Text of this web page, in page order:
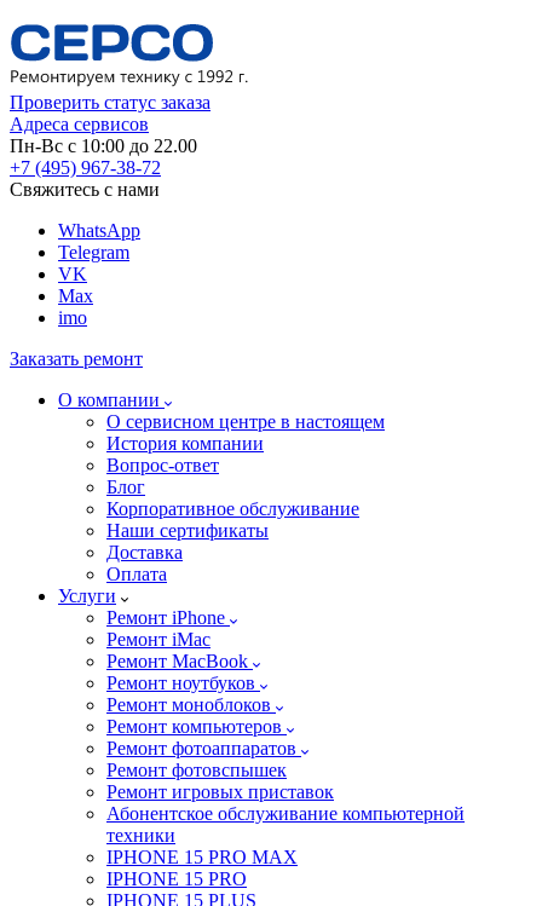
Проверить статус заказа
Адреса сервисов
Пн-Вс с 10:00 до 22.00
+7 (495) 967-38-72
Свяжитесь с нами
WhatsApp
Telegram
VK
Max
imo
Заказать ремонт
О компании
О сервисном центре в настоящем
История компании
Вопрос-ответ
Блог
Корпоративное обслуживание
Наши сертификаты
Доставка
Оплата
Услуги
Ремонт iPhone
Ремонт iMac
Ремонт MacBook
Ремонт ноутбуков
Ремонт моноблоков
Ремонт компьютеров
Ремонт фотоаппаратов
Ремонт фотовспышек
Ремонт игровых приставок
Абонентское обслуживание компьютерной
техники
IPHONE 15 PRO MAX
IPHONE 15 PRO
IPHONE 15 PLUS